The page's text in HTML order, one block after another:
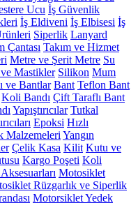
Ucu İş Güvenlik
İş Eldiveni İş Elbisesi İş
Siperlik Lanyard
Çantası Takım ve Hizmet
Metre ve Şerit Metre Su
Mastikler Silikon Mum
ve Bantlar Bant Teflon Bant
Koli Bandı Çift Taraflı Bant
Yapıştırıcılar Tutkal
Epoksi Hızlı
Malzemeleri Yangın
Çelik Kasa Kilit Kutu ve
Kargo Poşeti Koli
Motosiklet
Rüzgarlık ve Siperlik
Motorsiklet Yedek